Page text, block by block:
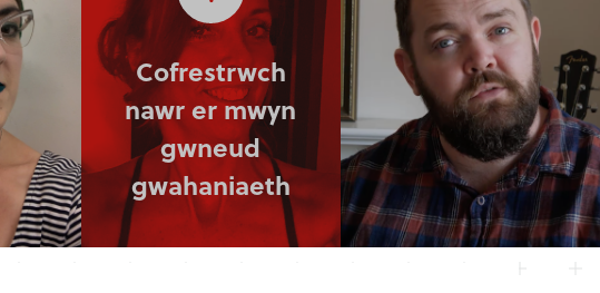
Cofrestrwch
nawr er mwyn
gwneud
gwahaniaeth